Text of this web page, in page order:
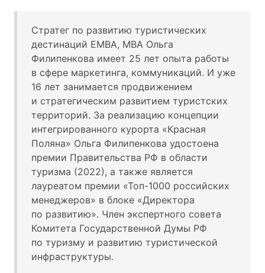
Стратег по развитию туристических
дестинаций EMBA, MBA Ольга
Филипенкова имеет 25 лет опыта работы
в сфере маркетинга, коммуникаций. И уже
16 лет занимается продвижением
и стратегическим развитием туристских
территорий. За реализацию концепции
интегрированного курорта «Красная
Поляна» Ольга Филипенкова удостоена
премии Правительства РФ в области
туризма (2022), а также является
лауреатом премии «Топ-1000 российских
менеджеров» в блоке «Директора
по развитию». Член экспертного совета
Комитета Государственной Думы РФ
по туризму и развитию туристической
инфраструктуры.